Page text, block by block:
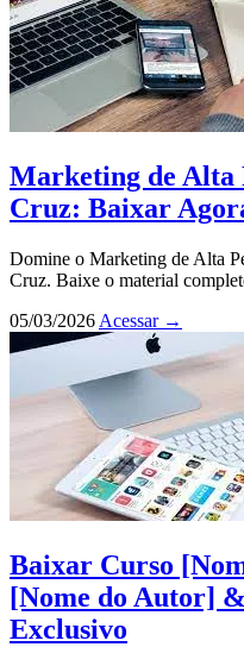
Marketing de Alta
Cruz: Baixar
Domine o Marketing de Alta
Cruz. Baixe o material
05/03/2026 Acessar →
Baixar Curso
[Nome do Autor]
Exclusivo